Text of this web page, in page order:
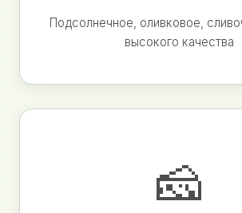
Подсолнечное, оливковое,
высокого качества
🧀